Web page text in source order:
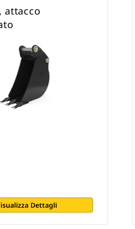
attacco
Dettagli